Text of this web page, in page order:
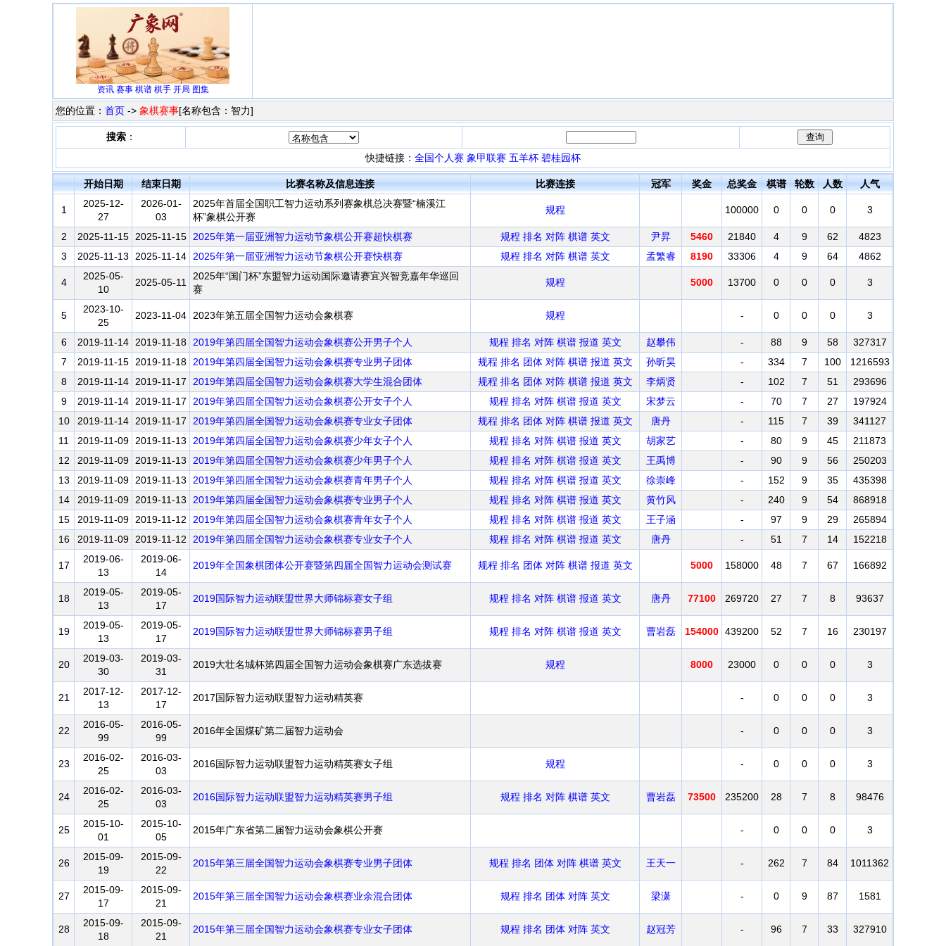
资讯 赛事 棋谱 棋手 开局 图集
您的位置： 首页 -> 象棋赛事[名称包含：智力]
搜索：
快捷链接： 全国个人赛 象甲联赛 五羊杯 碧桂园杯
开始日期 结束日期 比赛名称及信息连接 比赛连接 冠军 奖金 总奖金 棋谱 轮数 人数 人气
1
2025-12-
27
2026-01-
03
2025年首届全国职工智力运动系列赛象棋总决赛暨“楠溪江
杯”象棋公开赛
规程 100000 0 0 0 3
2 2025-11-15 2025-11-15 2025年第一届亚洲智力运动节象棋公开赛超快棋赛 规程 排名 对阵 棋谱 英文 尹昇 5460 21840 4 9 62
4823
3
2025-11-13 2025-11-14 2025年第一届亚洲智力运动节象棋公开赛快棋赛 规程 排名 对阵 棋谱 英文 孟繁睿 8190 33306 4 9 64 4862
4
2025-05-
10
2025-05-11
2025年“国门杯”东盟智力运动国际邀请赛宜兴智竞嘉年华巡回
赛
规程 5000 13700 0 0 0 3
5
2023-10-
25
2023-11-04 2023年第五届全国智力运动会象棋赛 规程 - 0 0 0 3
6 2019-11-14 2019-11-18 2019年第四届全国智力运动会象棋赛公开男子个人 规程 排名 对阵 棋谱 报道 英文 赵攀伟 - 88 9 58
327317
7
2019-11-15 2019-11-18 2019年第四届全国智力运动会象棋赛专业男子团体 规程 排名 团体 对阵 棋谱 报道 英文 孙昕昊 - 334 7 100
1216593
8
2019-11-14 2019-11-17 2019年第四届全国智力运动会象棋赛大学生混合团体 规程 排名 团体 对阵 棋谱 报道 英文 李炳贤 - 102 7 51
293696
9
2019-11-14 2019-11-17 2019年第四届全国智力运动会象棋赛公开女子个人 规程 排名 对阵 棋谱 报道 英文 宋梦云 - 70 7 27
197924
10
2019-11-14 2019-11-17 2019年第四届全国智力运动会象棋赛专业女子团体 规程 排名 团体 对阵 棋谱 报道 英文 唐丹 - 115 7 39
341127
11
2019-11-09 2019-11-13 2019年第四届全国智力运动会象棋赛少年女子个人 规程 排名 对阵 棋谱 报道 英文 胡家艺 - 80 9 45
211873
12
2019-11-09 2019-11-13 2019年第四届全国智力运动会象棋赛少年男子个人 规程 排名 对阵 棋谱 报道 英文 王禹博 - 90 9 56
250203
13
2019-11-09 2019-11-13 2019年第四届全国智力运动会象棋赛青年男子个人 规程 排名 对阵 棋谱 报道 英文 徐崇峰 - 152 9 35
435398
14
2019-11-09 2019-11-13 2019年第四届全国智力运动会象棋赛专业男子个人 规程 排名 对阵 棋谱 报道 英文 黄竹风 - 240 9 54
868918
15
2019-11-09 2019-11-12 2019年第四届全国智力运动会象棋赛青年女子个人 规程 排名 对阵 棋谱 报道 英文 王子涵 - 97 9 29
265894
16
2019-11-09 2019-11-12 2019年第四届全国智力运动会象棋赛专业女子个人 规程 排名 对阵 棋谱 报道 英文 唐丹 - 51 7 14 152218
17
2019-06-
13
2019-06-
14
2019年全国象棋团体公开赛暨第四届全国智力运动会测试赛 规程 排名 团体 对阵 棋谱 报道 英文 5000 158000 48 7 67 166892
18
2019-05-
13
2019-05-
17
2019国际智力运动联盟世界大师锦标赛女子组 规程 排名 对阵 棋谱 报道 英文 唐丹 77100 269720 27 7 8 93637
19
2019-05-
13
2019-05-
17
2019国际智力运动联盟世界大师锦标赛男子组 规程 排名 对阵 棋谱 报道 英文 曹岩磊 154000 439200 52 7 16 230197
20
2019-03-
30
2019-03-
31
2019大壮名城杯第四届全国智力运动会象棋赛广东选拔赛 规程 8000 23000 0 0 0 3
21
2017-12-
13
2017-12-
17
2017国际智力运动联盟智力运动精英赛 - 0 0 0 3
22
2016-05-
99
2016-05-
99
2016年全国煤矿第二届智力运动会 - 0 0 0 3
23
2016-02-
25
2016-03-
03
2016国际智力运动联盟智力运动精英赛女子组 规程 - 0 0 0 3
24
2016-02-
25
2016-03-
03
2016国际智力运动联盟智力运动精英赛男子组 规程 排名 对阵 棋谱 英文 曹岩磊 73500 235200 28 7 8 98476
25
2015-10-
01
2015-10-
05
2015年广东省第二届智力运动会象棋公开赛 - 0 0 0 3
26
2015-09-
19
2015-09-
22
2015年第三届全国智力运动会象棋赛专业男子团体 规程 排名 团体 对阵 棋谱 英文 王天一 - 262 7 84 1011362
27
2015-09-
17
2015-09-
21
2015年第三届全国智力运动会象棋赛业余混合团体 规程 排名 团体 对阵 英文 梁潇 - 0 9 87 1581
28
2015-09-
18
2015-09-
21
2015年第三届全国智力运动会象棋赛专业女子团体 规程 排名 团体 对阵 英文 赵冠芳 - 96 7 33 327910